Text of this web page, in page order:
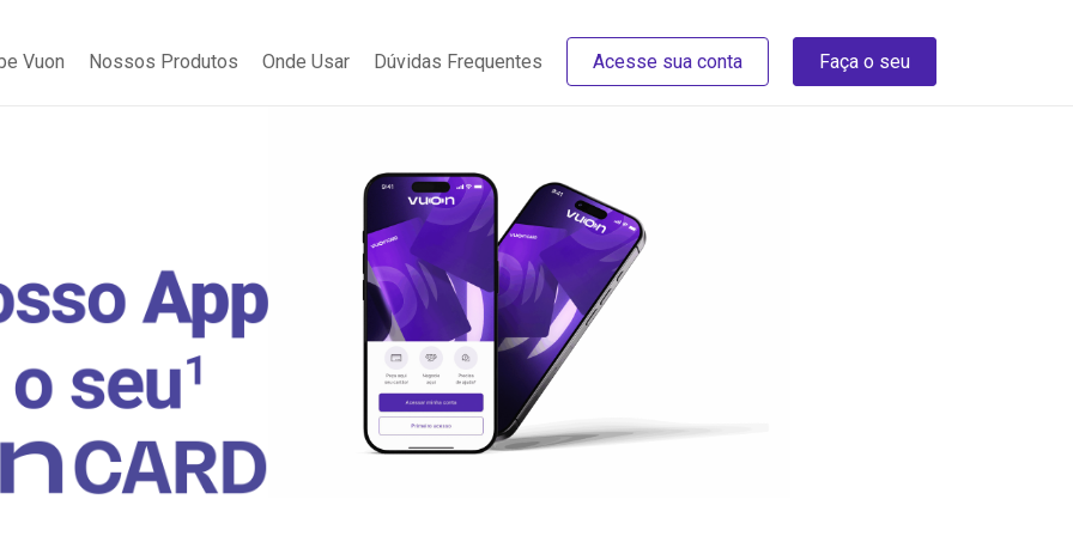
Vuon Nossos Produtos Onde Usar Dúvidas Frequentes Acesse sua conta Faça o seu